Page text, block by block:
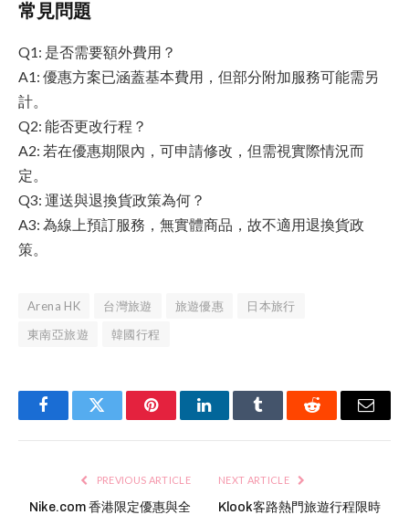
常見問題
Q1: 是否需要額外費用？
A1: 優惠方案已涵蓋基本費用，但部分附加服務可能需另
計。
Q2: 能否更改行程？
A2: 若在優惠期限內，可申請修改，但需視實際情況而
定。
Q3: 運送與退換貨政策為何？
A3: 為線上預訂服務，無實體商品，故不適用退換貨政
策。
Arena HK 台灣旅遊 旅遊優惠
日本旅行
東南亞旅遊
韓國行程
FacebookTwitter PinterestLinkedInTumblr Reddit Email
PREVIOUS ARTICLE
Nike.com 香港限定優惠與全
NEXT ARTICLE
Klook客路熱門旅遊行程限時